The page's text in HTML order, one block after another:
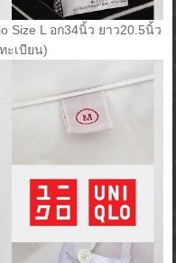
Size L อก34นิ้ว ยาว20.5นิ้ว
ะเบียน)